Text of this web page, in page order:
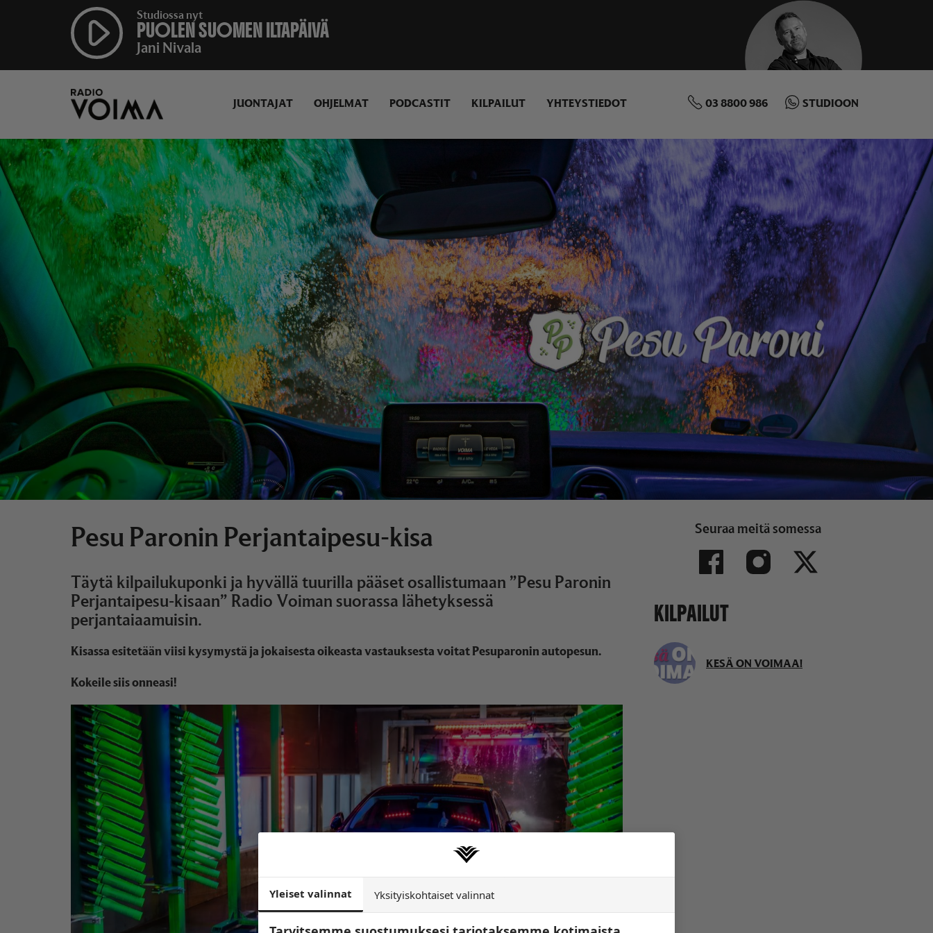
Studiossa nyt
PUOLEN SUOMEN ILTAPÄIVÄ
Jani Nivala
JUONTAJAT OHJELMAT PODCASTIT KILPAILUT YHTEYSTIEDOT 03 8800 986 STUDIOON
Pesu Paronin Perjantaipesu-kisa
Täytä kilpailukuponki ja hyvällä tuurilla pääset osallistumaan ”Pesu Paronin
Perjantaipesu-kisaan” Radio Voiman suorassa lähetyksessä
perjantaiaamuisin.
Kisassa esitetään viisi kysymystä ja jokaisesta oikeasta vastauksesta voitat Pesuparonin autopesun.
Kokeile siis onneasi!
Seuraa meitä somessa
KILPAILUT
KESÄ ON VOIMAA!
Yleiset valinnat Yksityiskohtaiset valinnat